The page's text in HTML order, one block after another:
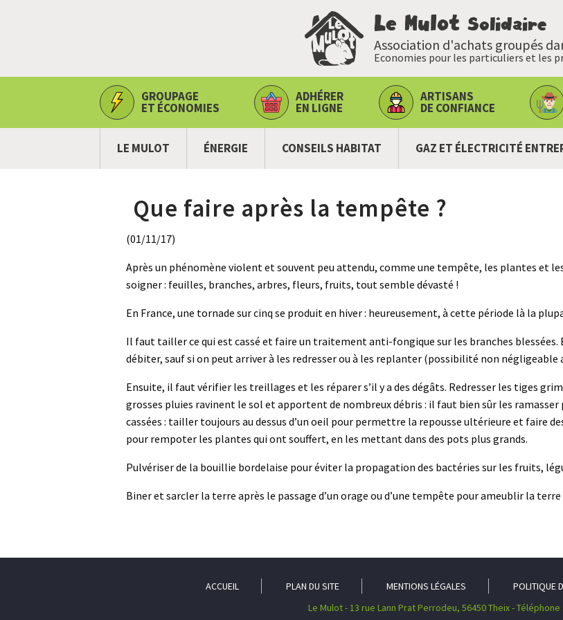
Le Mulot Solidaire
Association d'achats groupés
Economies pour les particuliers et les
GROUPAGE
ET ÉCONOMIES
ADHÉRER
EN LIGNE
ARTISANS
DE CONFIANCE
LE MULOT ÉNERGIE CONSEILS HABITAT GAZ ET ÉLECTRICITÉ
Que faire après la tempête ?
(01/11/17)
Après un phénomène violent et souvent peu attendu, comme une tempête, les plantes et
soigner : feuilles, branches, arbres, fleurs, fruits, tout semble dévasté !
En France, une tornade sur cinq se produit en hiver : heureusement, à cette période là la
Il faut tailler ce qui est cassé et faire un traitement anti-fongique sur les branches
débiter, sauf si on peut arriver à les redresser ou à les replanter (possibilité non négligeable
Ensuite, il faut vérifier les treillages et les réparer s’il y a des dégâts. Redresser les tiges
grosses pluies ravinent le sol et apportent de nombreux débris : il faut bien sûr les
cassées : tailler toujours au dessus d’un oeil pour permettre la repousse ultérieure et faire
pour rempoter les plantes qui ont souffert, en les mettant dans des pots plus grands.
Pulvériser de la bouillie bordelaise pour éviter la propagation des bactéries sur les fruits,
Biner et sarcler la terre après le passage d’un orage ou d’une tempête pour ameublir la
ACCUEIL PLAN DU SITE MENTIONS LÉGALES POLITIQUE
Le Mulot - 13 rue Lann Prat Perrodeu, 56450 Theix - Téléphone